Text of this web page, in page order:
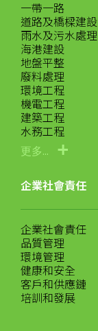
一帶一路
道路及橋樑建設
雨水及污水處理
海港建設
地盤平整
廢料處理
環境工程
機電工程
建築工程
水務工程
更多...
企業社會責任
企業社會責任
品質管理
環境管理
健康和安全
客戶和供應鏈
培訓和發展